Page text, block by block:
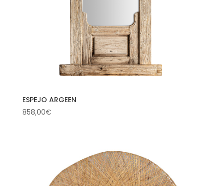
ESPEJO ARGEEN
858,00€